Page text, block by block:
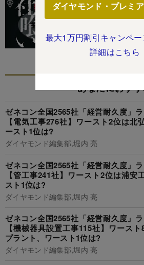
ダイヤモンド・プレミ
最大1万円割引キャンペー
詳細はこちら
あなたにおす
ゼネコン全国2565社「経営耐久度」
【電気工事276社】ワースト2位は北
ースト1位は?
ダイヤモンド編集部,堀内 亮
ゼネコン全国2565社「経営耐久度」
【管工事241社】ワースト2位は浦安
スト1位は?
ダイヤモンド編集部,堀内 亮
ゼネコン全国2565社「経営耐久度」
【機械器具設置工事115社】ワース
プラント、ワースト1位は?
ダイヤモンド編集部,堀内 亮